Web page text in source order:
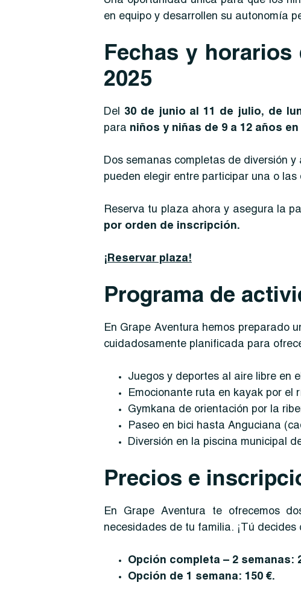
en equipo y desarrollen su autonomía
Fechas y horarios
2025
Del 30 de junio al 11 de julio, de
para niños y niñas de 9 a 12 años
Dos semanas completas de diversión
pueden elegir entre participar una o
Reserva tu plaza ahora y asegura la
por orden de inscripción.
¡Reservar plaza!
Programa de
En Grape Aventura hemos preparado
cuidadosamente planificada para
Juegos y deportes al aire libre en
Emocionante ruta en kayak por el
Gymkana de orientación por la
Paseo en bici hasta Anguciana
Diversión en la piscina municipal
Precios e
En Grape Aventura te ofrecemos
necesidades de tu familia. ¡Tú
Opción completa – 2 semanas:
Opción de 1 semana: 150 €.